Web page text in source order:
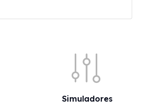
Simuladores